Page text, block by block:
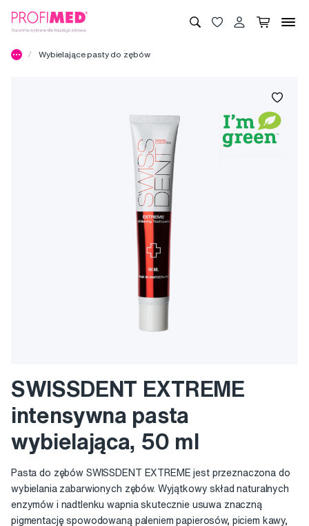
Wybielające pasty do zębów
SWISSDENT EXTREME
intensywna pasta
wybielająca, 50 ml
Pasta do zębów SWISSDENT EXTREME jest przeznaczona do
wybielania zabarwionych zębów. Wyjątkowy skład naturalnych
enzymów i nadtlenku wapnia skutecznie usuwa znaczną
pigmentację spowodowaną paleniem papierosów, piciem kawy,